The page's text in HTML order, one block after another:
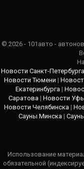
© 2026 - 101авто -
Новости Санкт-Петербурга
Новости Тюмени |
Екатеринбурга |
Саратова| Новости
Новости Челябинска|
Сауны Минска |
Использование
обязательной